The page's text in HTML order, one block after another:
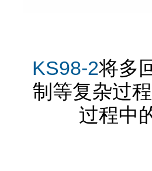
KS98-2将多
制等复杂过
过程